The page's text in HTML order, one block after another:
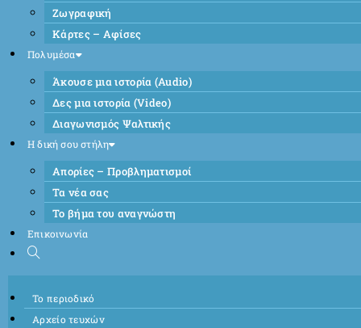
Ζωγραφική
Κάρτες – Αφίσες
Πολυμέσα
Άκουσε μια ιστορία (Audio)
Δες μια ιστορία (Video)
Διαγωνισμός Ψαλτικής
Η δική σου στήλη
Απορίες – Προβληματισμοί
Τα νέα σας
Το βήμα του αναγνώστη
Επικοινωνία
Το περιοδικό
Αρχείο τευχών